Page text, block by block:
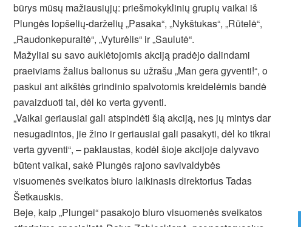
būrys mūsų mažiausiųjų: priešmokyklinių grupių vaikai iš
Plungės lopšelių-darželių „Pasaka“, „Nykštukas“, „Rūtelė“,
„Raudonkepuraitė“, „Vyturėlis“ ir „Saulutė“.
Mažyliai su savo auklėtojomis akciją pradėjo dalindami
praeiviams žalius balionus su užrašu „Man gera gyventi!“, o
paskui ant aikštės grindinio spalvotomis kreidelėmis bandė
pavaizduoti tai, dėl ko verta gyventi.
„Vaikai geriausiai gali atspindėti šią akciją, nes jų mintys dar
nesugadintos, jie žino ir geriausiai gali pasakyti, dėl ko tikrai
verta gyventi“, – paklaustas, kodėl šioje akcijoje dalyvavo
būtent vaikai, sakė Plungės rajono savivaldybės
visuomenės sveikatos biuro laikinasis direktorius Tadas
Šetkauskis.
Beje, kaip „Plungei“ pasakojo biuro visuomenės sveikatos